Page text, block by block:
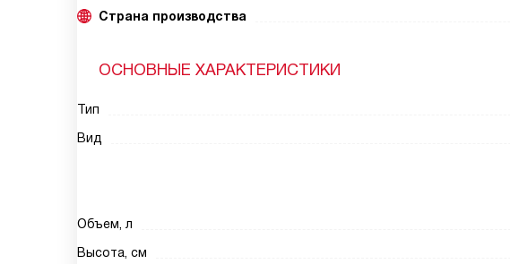
Страна производства
ОСНОВНЫЕ ХАРАКТЕРИСТИКИ
Тип
Вид
Объем, л
Высота, см